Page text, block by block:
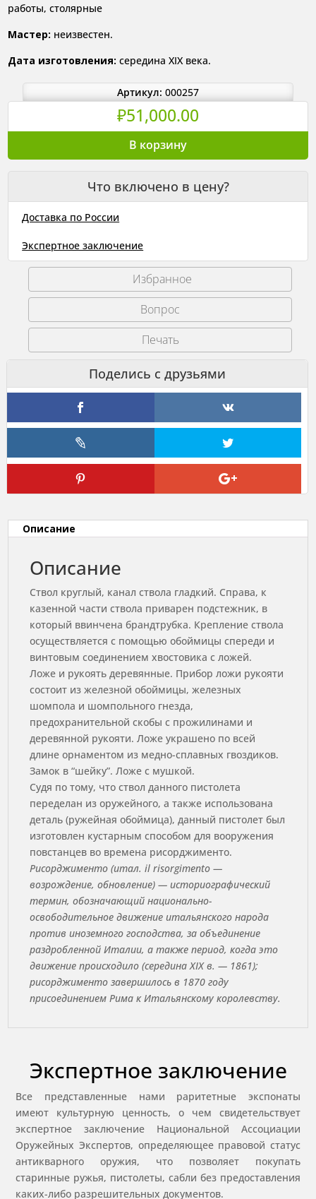
работы, столярные
Мастер: неизвестен.
Дата изготовления: середина XIX века.
Артикул: 000257
₽51,000.00
товара
сборный.
Италия,
века.
В корзину
Что включено в цену?
Доставка по России
Экспертное заключение
Избранное
Печать
Описание
Описание
Ствол круглый, канал ствола гладкий. Справа, к
казенной части ствола приварен подстежник, в
который ввинчена брандтрубка. Крепление ствола
осуществляется с помощью обоймицы спереди и
винтовым соединением хвостовика с ложей.
Ложе и рукоять деревянные. Прибор ложи рукояти
состоит из железной обоймицы, железных
шомпола и шомпольного гнезда,
предохранительной скобы с прожилинами и
деревянной рукояти. Ложе украшено по всей
длине орнаментом из медно-сплавных гвоздиков.
Замок в “шейку”. Ложе с мушкой.
Судя по тому, что ствол данного пистолета
переделан из оружейного, а также использована
деталь (ружейная обоймица), данный пистолет был
изготовлен кустарным способом для вооружения
повстанцев во времена рисорджименто.
Рисорджименто (итал. il risorgimento —
возрождение, обновление) — историографический
термин, обозначающий национально-
освободительное движение итальянского народа
против иноземного господства, за объединение
раздробленной Италии, а также период, когда это
движение происходило (середина XIX в. — 1861);
рисорджименто завершилось в 1870 году
присоединением Рима к Итальянскому королевству.
Экспертное заключение
Все представленные нами раритетные экспонаты
имеют культурную ценность, о чем свидетельствует
экспертное заключение Национальной Ассоциации
Оружейных Экспертов, определяющее правовой статус
антикварного оружия, что позволяет покупать
старинные ружья, пистолеты, сабли без предоставления
каких-либо разрешительных документов.